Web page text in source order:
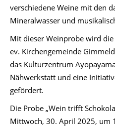
verschiedene Weine mit den
Mineralwasser und
Mit dieser Weinprobe wird
ev. Kirchengemeinde
das Kulturzentrum
Nähwerkstatt und eine
gefördert.
Die Probe „Wein trifft
Mittwoch, 30. April 2025, um